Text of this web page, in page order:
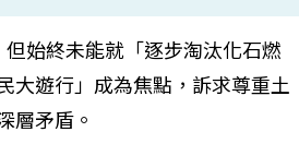
始終未能就「逐步淘汰化石燃
大遊行」成為焦點，訴求尊重土
層矛盾。